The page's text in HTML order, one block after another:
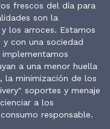
frescos del día para
son la
los arroces. Estamos
con una sociedad
a una menor huella
la minimización de los
soportes y menaje
a los
responsable.